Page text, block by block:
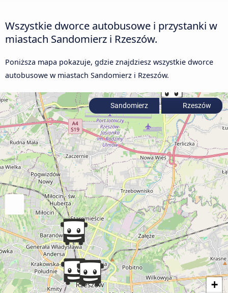
Wszystkie dworce autobusowe i przystanki w
miastach Sandomierz i Rzeszów.
Poniższa mapa pokazuje, gdzie znajdziesz wszystkie dworce
autobusowe w miastach Sandomierz i Rzeszów.
+
Sandomierz Rzeszów